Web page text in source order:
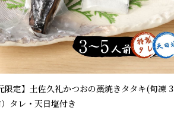
限定】土佐久礼かつおの藁焼きタタキ(旬凍 3
タレ・天日塩付き